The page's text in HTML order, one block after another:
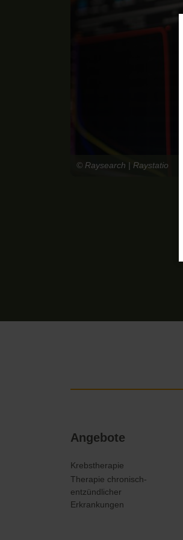
© Raysearch | Raystatio
überspringen
Angebote
Krebstherapie
Therapie chronisch-
entzündlicher
Erkrankungen